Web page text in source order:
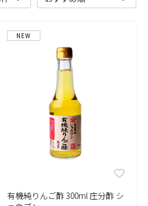
NEW
有機純りんご酢 300ml 庄分酢 シ